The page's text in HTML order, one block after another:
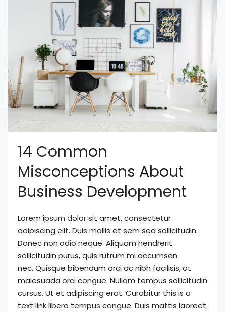
14 Common
Misconceptions About
Business Development
Lorem ipsum dolor sit amet, consectetur
adipiscing elit. Duis mollis et sem sed sollicitudin.
Donec non odio neque. Aliquam hendrerit
sollicitudin purus, quis rutrum mi accumsan
nec. Quisque bibendum orci ac nibh facilisis, at
malesuada orci congue. Nullam tempus sollicitudin
cursus. Ut et adipiscing erat. Curabitur this is a
text link libero tempus congue. Duis mattis laoreet